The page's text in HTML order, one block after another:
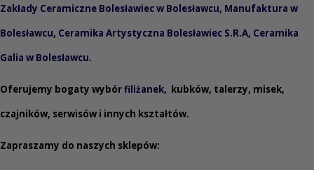
Zakłady Ceramiczne Bolesławiec w Bolesławcu, Manufaktura w
Bolesławcu, Ceramika Artystyczna Bolesławiec S.R.A, Ceramika
Galia w Bolesławcu.
Oferujemy bogaty wybórfiliżanek, kubków, talerzy, misek,
czajników, serwisów i innych kształtów.
Zapraszamy do naszych sklepów: